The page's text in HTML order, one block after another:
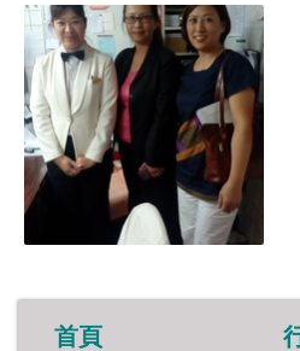
首頁